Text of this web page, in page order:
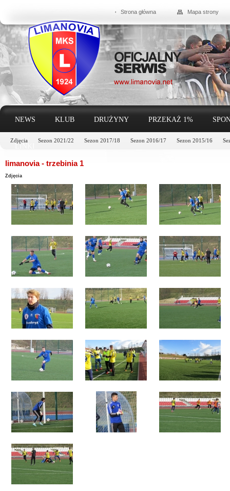
Strona główna Mapa strony
NEWS KLUB DRUŻYNY PRZEKAŻ 1%
Zdjęcia Sezon 2021/22 Sezon 2017/18 Sezon 2016/17 Sezon 2015/16
LINKI
limanovia - trzebinia 1
Zdjęcia